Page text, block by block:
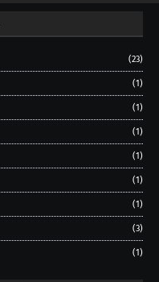
(23)
(1)
(1)
(1)
(1)
(1)
(1)
(3)
(1)